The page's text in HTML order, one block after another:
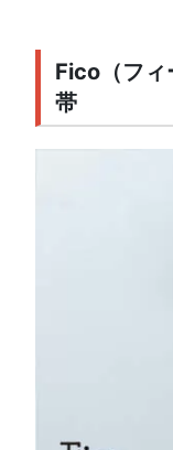
Fico（フィ
帯